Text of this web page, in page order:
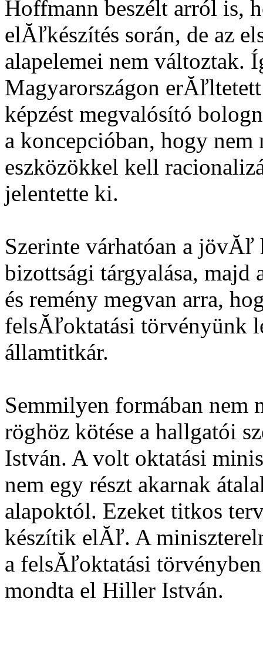
Hoffmann beszélt arról is,
elĂľkészítés során, de az
alapelemei nem változtak.
Magyarországon
képzést megvalósító
a koncepcióban, hogy
eszközökkel kell
jelentette ki.
Szerinte várhatóan a
bizottsági tárgyalása,
és remény megvan arra,
felsĂľoktatási törvényünk
államtitkár.
Semmilyen formában nem
röghöz kötése a hallgatói
István. A volt oktatási
nem egy részt akarnak
alapoktól. Ezeket titkos
készítik elĂľ. A
a felsĂľoktatási
mondta el Hiller István.